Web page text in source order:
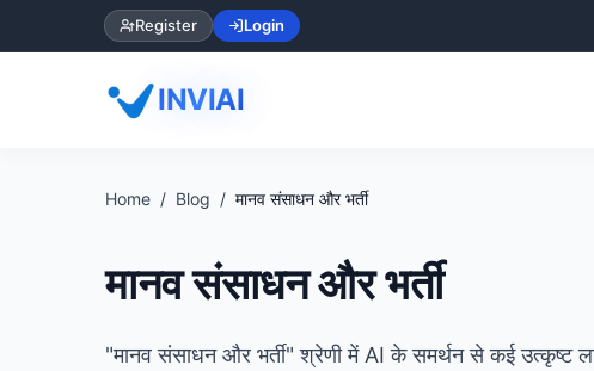
Register Login
INVIAI
Home Blog मानव संसाधन और भर्ती
मानव संसाधन और भर्ती
"मानव संसाधन और भर्ती" श्रेणी में AI के समर्थन से कई उत्कृष्ट